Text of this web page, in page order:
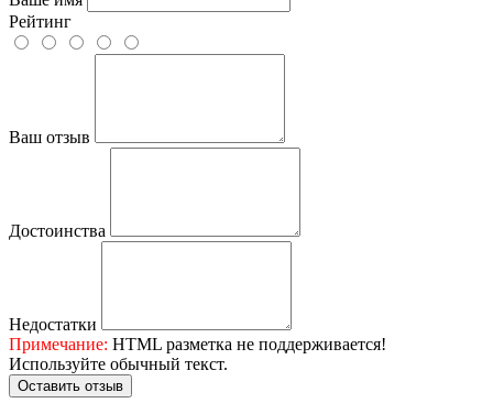
Рейтинг
Ваш отзыв
Достоинства
Недостатки
Примечание: HTML разметка не поддерживается!
Используйте обычный текст.
Оставить отзыв